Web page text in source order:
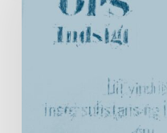
handicap
tegner